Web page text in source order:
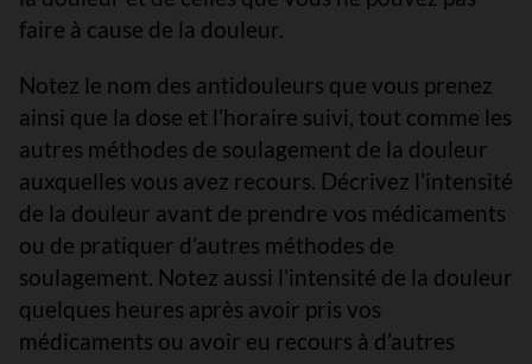
faire à cause de la douleur.
Notez le nom des antidouleurs que vous prenez
ainsi que la dose et l’horaire suivi, tout comme les
autres méthodes de soulagement de la douleur
auxquelles vous avez recours. Décrivez l’intensité
de la douleur avant de prendre vos médicaments
ou de pratiquer d’autres méthodes de
soulagement. Notez aussi l’intensité de la douleur
quelques heures après avoir pris vos
médicaments ou avoir eu recours à d’autres